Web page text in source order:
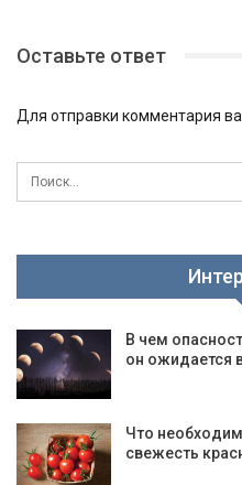
Оставьте ответ
Для отправки комментария
В чем
он ожидается
Что
свежесть